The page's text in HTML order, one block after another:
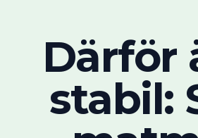
Därför
stabil: